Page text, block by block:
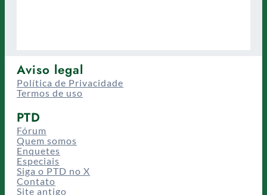
Aviso legal
Política de Privacidade
Termos de uso
PTD
Fórum
Quem somos
Enquetes
Especiais
Siga o PTD no X
Contato
Site antigo